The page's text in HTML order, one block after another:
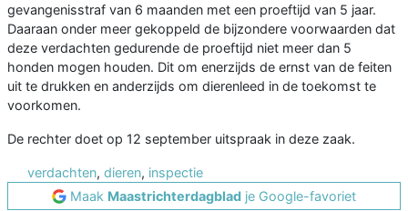
gevangenisstraf van 6 maanden met een proeftijd van 5 jaar.
Daaraan onder meer gekoppeld de bijzondere voorwaarden dat
deze verdachten gedurende de proeftijd niet meer dan 5
honden mogen houden. Dit om enerzijds de ernst van de feiten
uit te drukken en anderzijds om dierenleed in de toekomst te
voorkomen.
De rechter doet op 12 september uitspraak in deze zaak.
verdachten, dieren, inspectie
Maak Maastrichterdagblad je Google-favoriet